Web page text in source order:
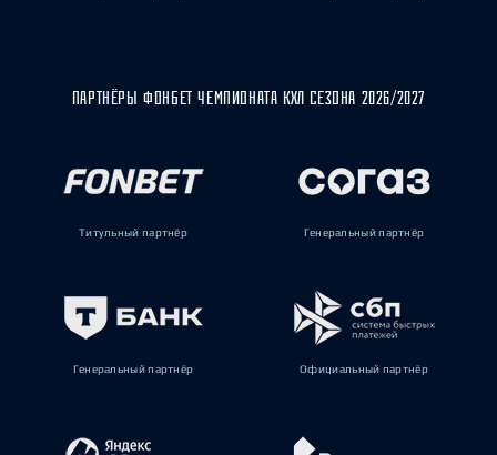
ПАРТНЁРЫ ФОНБЕТ ЧЕМПИОНАТА КХЛ СЕЗОНА 2026/2027
Титульный партнёр Генеральный партнёр
Генеральный партнёр Официальный партнёр